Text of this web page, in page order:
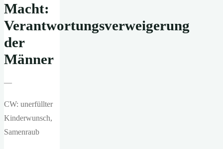
Macht:
Verantwortungsverweigerung
der
Männer
—
CW: unerfüllter
Kinderwunsch,
Samenraub